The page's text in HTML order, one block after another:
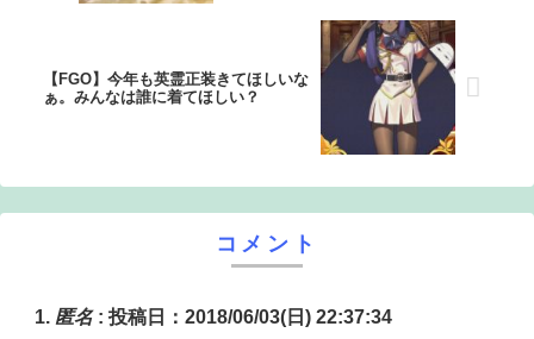
【FGO】今年も英霊正装きてほしいな
ぁ。みんなは誰に着てほしい？
コメント
匿名: 投稿日：2018/06/03(日) 22:37:34